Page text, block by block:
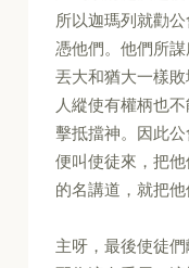
所以迦瑪列就勸
憑他們。他們所
丟大和猶大一樣
人縱使有權柄也
擊抵擋神。因此
便叫使徒來，把
的名講道，就把他
主呀，最後使徒